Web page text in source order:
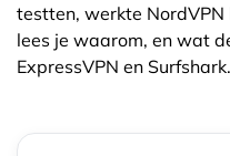
testten, werkte
lees je waarom, en wat
ExpressVPN en Surfshark.